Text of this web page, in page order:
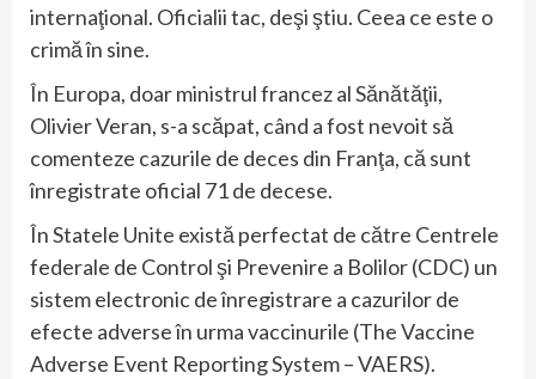
internaţional. Oficialii tac, deşi ştiu. Ceea ce este o
crimă în sine.
În Europa, doar ministrul francez al Sănătăţii,
Olivier Veran, s-a scăpat, când a fost nevoit să
comenteze cazurile de deces din Franţa, că sunt
înregistrate oficial 71 de decese.
În Statele Unite există perfectat de către Centrele
federale de Control şi Prevenire a Bolilor (CDC) un
sistem electronic de înregistrare a cazurilor de
efecte adverse în urma vaccinurile (The Vaccine
Adverse Event Reporting System – VAERS).